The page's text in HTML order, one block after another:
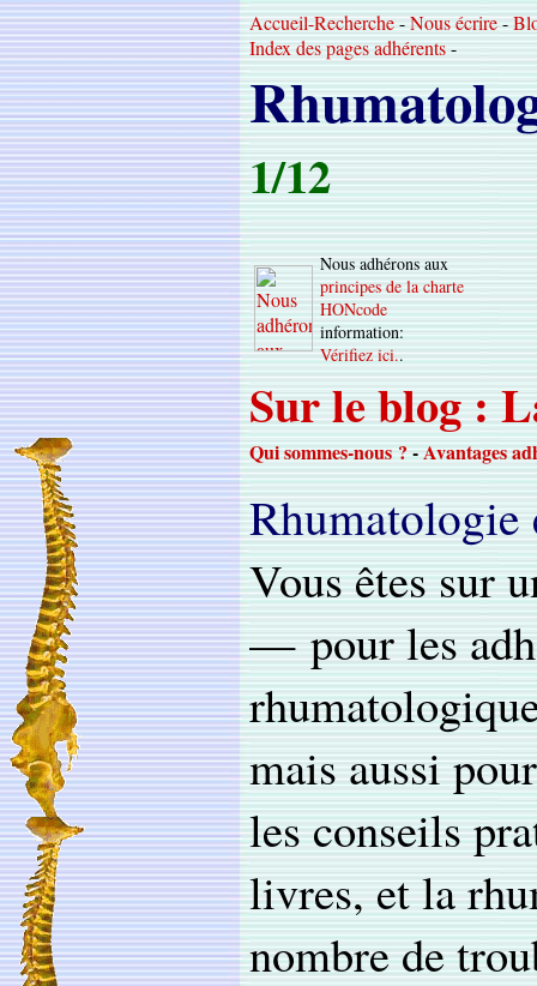
Accueil-Recherche-Nous écrire-
Index des pages adhérents-
1/12
Nous adhérons aux
principes de la charte
HONcode
information:
Vérifiez ici..
Sur le blog :
Qui sommes-nous ?-Avantages
Rhumatologie
Vous êtes sur
— pour les
mais aussi
les conseils
livres, et la
nombre de